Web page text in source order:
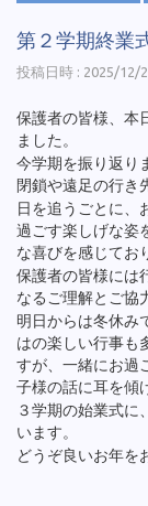
第２学期終業
投稿日時 : 2025/12/
保護者の皆様、本
ました。
今学期を振り返り
閉鎖や遠足の行き
日を追うごとに、
過ごす楽しげな姿
な喜びを感じてお
保護者の皆様には
なるご理解とご協
明日からは冬休み
はの楽しい行事も
すが、一緒にお過
子様の話に耳を傾
３学期の始業式に
います。
どうぞ良いお年を